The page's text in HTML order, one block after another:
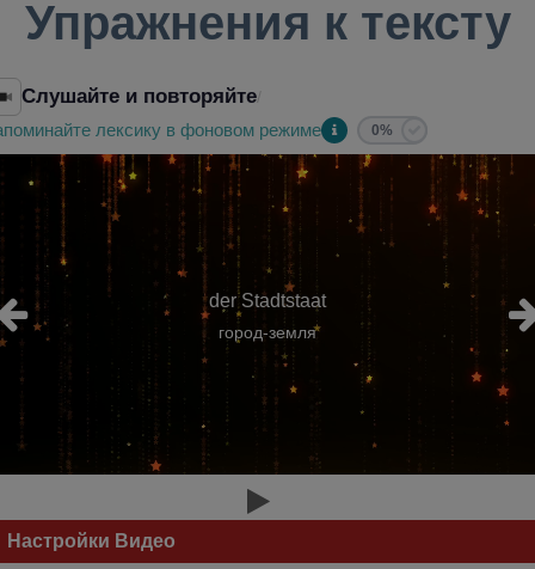
Упражнения к тексту
Слушайте и повторяйте/
лексику в фоновом режиме 0%
der Stadtstaat
город-земля
Настройки Видео